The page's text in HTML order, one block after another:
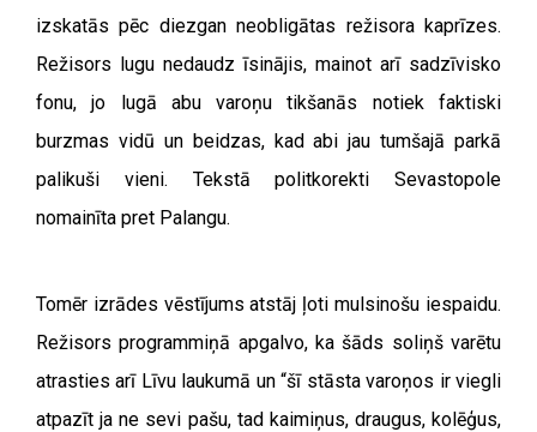
izskatās pēc diezgan neobligātas režisora kaprīzes.
Režisors lugu nedaudz īsinājis, mainot arī sadzīvisko
fonu, jo lugā abu varoņu tikšanās notiek faktiski
burzmas vidū un beidzas, kad abi jau tumšajā parkā
palikuši vieni. Tekstā politkorekti Sevastopole
nomainīta pret Palangu.
Tomēr izrādes vēstījums atstāj ļoti mulsinošu iespaidu.
Režisors programmiņā apgalvo, ka šāds soliņš varētu
atrasties arī Līvu laukumā un “šī stāsta varoņos ir viegli
atpazīt ja ne sevi pašu, tad kaimiņus, draugus, kolēģus,